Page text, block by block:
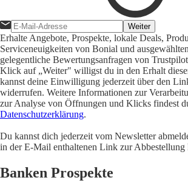
Weiter
Erhalte Angebote, Prospekte, lokale Deals,
Serviceneuigkeiten von Bonial und
gelegentliche Bewertungsanfragen von
Klick auf „Weiter" willigst du in den Erhalt
kannst deine Einwilligung jederzeit über den
widerrufen. Weitere Informationen zur
zur Analyse von Öffnungen und Klicks findest
Datenschutzerklärung.
Du kannst dich jederzeit vom Newsletter
in der E-Mail enthaltenen Link zur Abbestellung
Banken Prospekte